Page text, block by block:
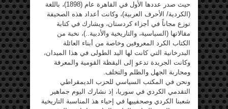
حيث صدر عددها الأول في القاهرة عام (1898)، باللغة
(الكردية/ الأحرف العربية)، وكانت أعداد هذه الصحيفة
توزع مجاناً في أجزاء كردستان، ويشارك في كتابة
مقالاتها (السياسية، والتاريخية والأدبية..)، نخبة من
الكتاب الكرد المعروفين وخاصة من أبناء العائلة
البدرخانية التي كانت لها اليد الطولى في هذا الميدان،
وكانت الجريدة تدعو إلى اليقظة القومية والمعرفة
ومحاربة الجهل والظلم والتخلف.
ونحن في المكتب السياسي للحزب الديمقراطي
التقدمي الكردي في سوريا، إذ نشارك اليوم جماهير
شعبنا الكردي وصحفييها في إحياء هذ المناسبة التاريخية